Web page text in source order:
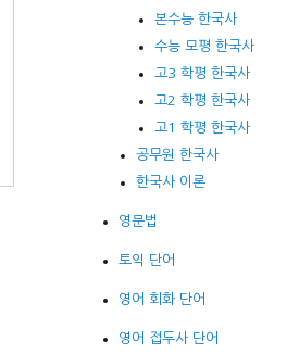
본수능 한국사
수능 모평 한국사
고3 학평 한국사
고2 학평 한국사
고1 학평 한국사
공무원 한국사
한국사 이론
영문법
토익 단어
영어 회화 단어
영어 접두사 단어